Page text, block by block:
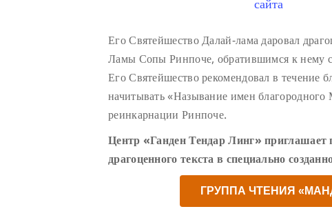
Его Святейшество Далай-лама даровал
Ламы Сопы Ринпоче, обратившимся к
Его Святейшество рекомендовал в течение
начитывать «Называние имен
реинкарнации Ринпоче.
Центр «Ганден Тендар Линг» приглашает
драгоценного текста в специально
ГРУППА ЧТЕНИЯ